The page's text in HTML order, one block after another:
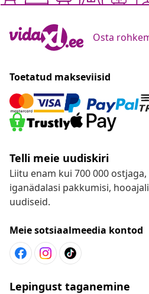
Osta
Toetatud makseviisid
Telli meie uudiskiri
Liitu enam kui 700 000
iganädalasi pakkumisi,
uudiseid.
Meie sotsiaalmeedia kontod
Lepingust taganemine